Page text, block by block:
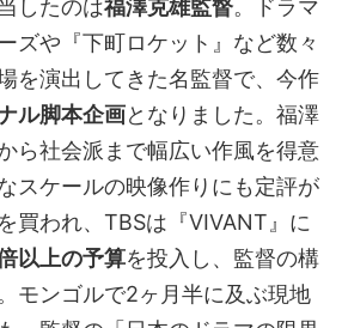
したのは福澤克雄監督。ドラマ
ズや『下町ロケット』など数々
を演出してきた名監督で、今作
ル脚本企画となりました。福澤
ら社会派まで幅広い作風を得意
スケールの映像作りにも定評が
買われ、TBSは『VIVANT』に
以上の予算を投入し、監督の構
モンゴルで2ヶ月半に及ぶ現地